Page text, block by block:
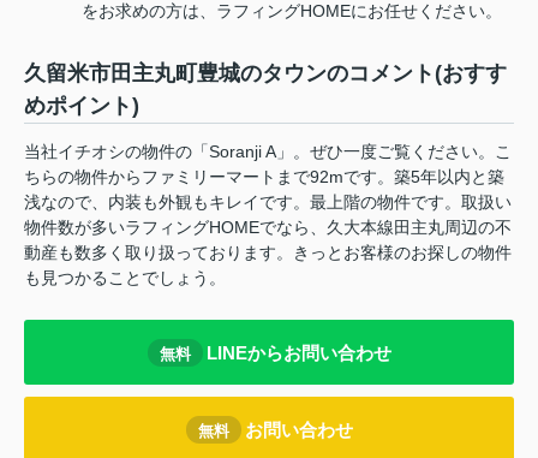
をお求めの方は、ラフィングHOMEにお任せください。
久留米市田主丸町豊城のタウンのコメント(おすす
めポイント)
当社イチオシの物件の「Soranji A」。ぜひ一度ご覧ください。こ
ちらの物件からファミリーマートまで92mです。築5年以内と築
浅なので、内装も外観もキレイです。最上階の物件です。取扱い
物件数が多いラフィングHOMEでなら、久大本線田主丸周辺の不
動産も数多く取り扱っております。きっとお客様のお探しの物件
も見つかることでしょう。
無料 LINEからお問い合わせ
無料 お問い合わせ